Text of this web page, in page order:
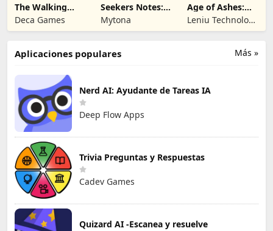
The Walking
Dead No Man's
Land
Deca Games
Seekers Notes:
Objetos ocultos
Mytona
Age of Ashes:
Dark Nuns
Leniu Technology
Co., Limited
Más »
Aplicaciones populares
Nerd AI: Ayudante de Tareas IA
Deep Flow Apps
Trivia Preguntas y Respuestas
Cadev Games
Quizard AI -Escanea y resuelve